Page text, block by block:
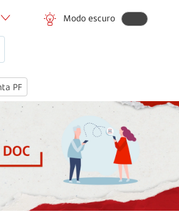
Modo escuro
PF